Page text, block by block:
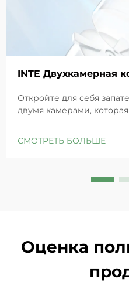
INTE Двухкамерная
Откройте для себя
двумя камерами,
восстанавливает
СМОТРЕТЬ БОЛЬШЕ
Оценка